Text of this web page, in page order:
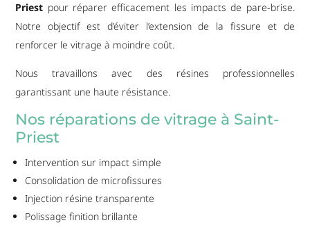
Priest pour réparer efficacement les impacts de pare-brise.
Notre objectif est d’éviter l’extension de la fissure et de
renforcer le vitrage à moindre coût.
Nous travaillons avec des résines professionnelles
garantissant une haute résistance.
Nos réparations de vitrage à Saint-
Priest
Intervention sur impact simple
Consolidation de microfissures
Injection résine transparente
Polissage finition brillante